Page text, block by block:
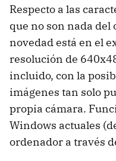
Respecto a las
que no son nada del
novedad está en el
resolución de
incluido, con la
imágenes tan solo
propia cámara.
Windows actuales
ordenador a través